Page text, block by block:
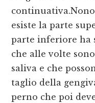
esiste la parte
parte inferiore ha
che alle volte
saliva e che
taglio della
perno che poi